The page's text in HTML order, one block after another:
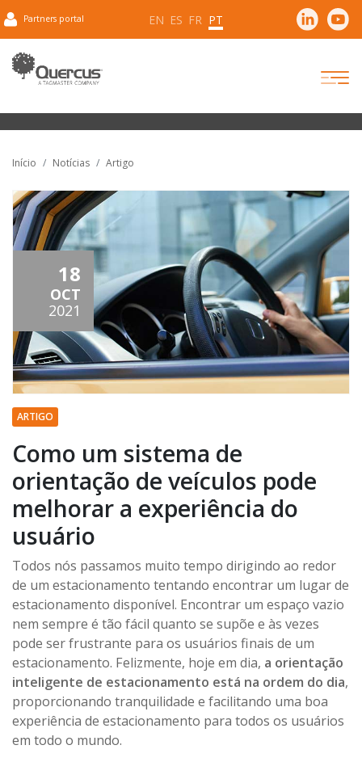
Partners portal EN ES FR PT
Início Notícias Artigo
18
OCT
2021
ARTIGO
Como um sistema de
orientação de veículos pode
melhorar a experiência do
usuário
Todos nós passamos muito tempo dirigindo ao redor
de um estacionamento tentando encontrar um lugar de
estacionamento disponível. Encontrar um espaço vazio
nem sempre é tão fácil quanto se supõe e às vezes
pode ser frustrante para os usuários finais de um
estacionamento. Felizmente, hoje em dia, a orientação
inteligente de estacionamento está na ordem do dia,
proporcionando tranquilidade e facilitando uma boa
experiência de estacionamento para todos os usuários
em todo o mundo.